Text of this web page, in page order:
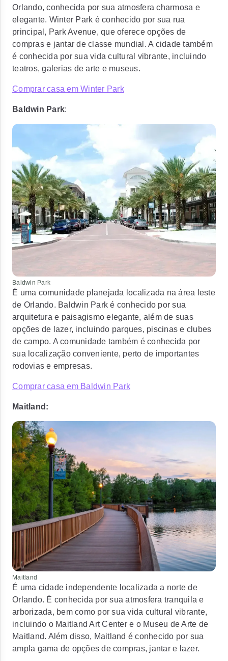
Orlando, conhecida por sua atmosfera charmosa e
elegante. Winter Park é conhecido por sua rua
principal, Park Avenue, que oferece opções de
compras e jantar de classe mundial. A cidade também
é conhecida por sua vida cultural vibrante, incluindo
teatros, galerias de arte e museus.
Comprar casa em Winter Park
Baldwin Park:
Baldwin Park
É uma comunidade planejada localizada na área leste
de Orlando. Baldwin Park é conhecido por sua
arquitetura e paisagismo elegante, além de suas
opções de lazer, incluindo parques, piscinas e clubes
de campo. A comunidade também é conhecida por
sua localização conveniente, perto de importantes
rodovias e empresas.
Comprar casa em Baldwin Park
Maitland:
Maitland
É uma cidade independente localizada a norte de
Orlando. É conhecida por sua atmosfera tranquila e
arborizada, bem como por sua vida cultural vibrante,
incluindo o Maitland Art Center e o Museu de Arte de
Maitland. Além disso, Maitland é conhecido por sua
ampla gama de opções de compras, jantar e lazer.